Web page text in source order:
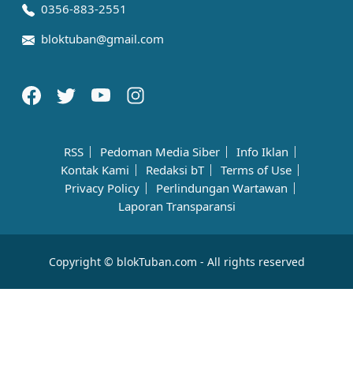
0356-883-2551
bloktuban@gmail.com
RSS Pedoman Media Siber
Info Iklan
Kontak Kami
Redaksi bT
Terms of Use
Privacy Policy
Perlindungan Wartawan
Laporan Transparansi
Copyright © blokTuban.com - All rights reserved